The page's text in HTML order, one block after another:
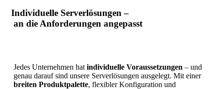
Individuelle Serverlösungen –
an die Anforderungen angepasst
Jedes Unternehmen hat individuelle Voraussetzungen – und
genau darauf sind unsere Serverlösungen ausgelegt. Mit einer
breiten Produktpalette, flexibler Konfiguration und